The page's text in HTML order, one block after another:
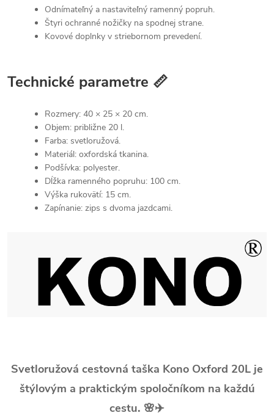
Odnímateľný a nastaviteľný ramenný popruh.
Štyri ochranné nožičky na spodnej strane.
Kovové doplnky v striebornom prevedení.
Technické parametre 📏
Rozmery: 40 × 25 × 20 cm.
Objem: približne 20 l.
Farba: svetloružová.
Materiál: oxfordská tkanina.
Podšívka: polyester.
Dĺžka ramenného popruhu: 100 cm.
Výška rukovätí: 15 cm.
Zapínanie: zips s dvoma jazdcami.
Svetloružová cestovná taška Kono Oxford 20L je
štýlovým a praktickým spoločníkom na každú
cestu. 🌸✈️